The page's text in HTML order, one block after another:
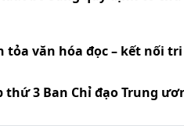
tỏa văn hóa đọc – kết nối
3 Ban Chỉ đạo Trung